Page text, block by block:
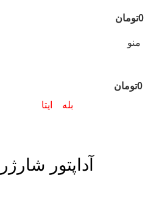
0تومان
منو
0تومان
بله ایتا
آداپتور شارژر